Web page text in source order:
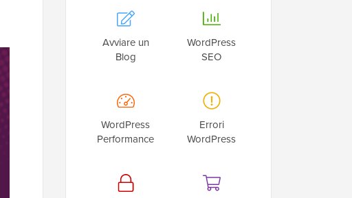
Avviare un
Blog
WordPress
SEO
WordPress
Performance
Errori
WordPress